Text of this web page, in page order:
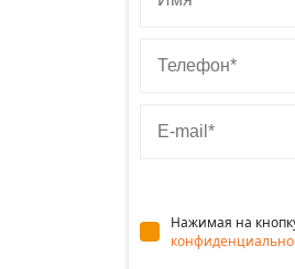
Нажимая на